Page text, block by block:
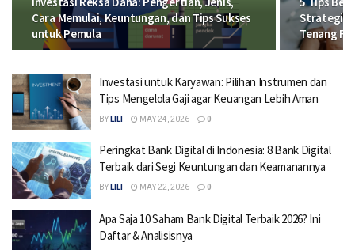
Cara Memulai, Keuntungan, dan Tips Sukses
untuk Pemula
Strategi
Tenang
Investasi untuk Karyawan: Pilihan Instrumen dan
Tips Mengelola Gaji agar Keuangan Lebih Aman
BY LILI MAY 24, 2026 0
Peringkat Bank Digital di Indonesia: 8 Bank Digital
Terbaik dari Segi Keuntungan dan Keamanannya
BY LILI MAY 22, 2026 0
Apa Saja 10 Saham Bank Digital Terbaik 2026? Ini
Daftar & Analisisnya